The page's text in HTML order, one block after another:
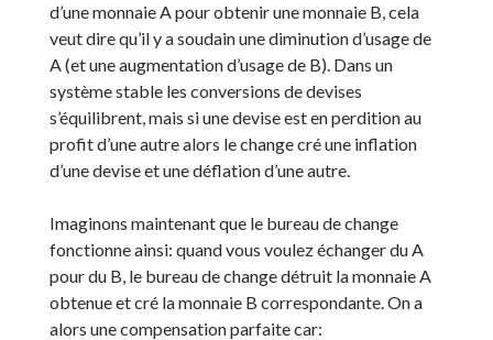
d’une monnaie A pour obtenir une monnaie B, cela
veut dire qu’il y a soudain une diminution d’usage de
A (et une augmentation d’usage de B). Dans un
système stable les conversions de devises
s’équilibrent, mais si une devise est en perdition au
profit d’une autre alors le change cré une inflation
d’une devise et une déflation d’une autre.
Imaginons maintenant que le bureau de change
fonctionne ainsi: quand vous voulez échanger du A
pour du B, le bureau de change détruit la monnaie A
obtenue et cré la monnaie B correspondante. On a
alors une compensation parfaite car: